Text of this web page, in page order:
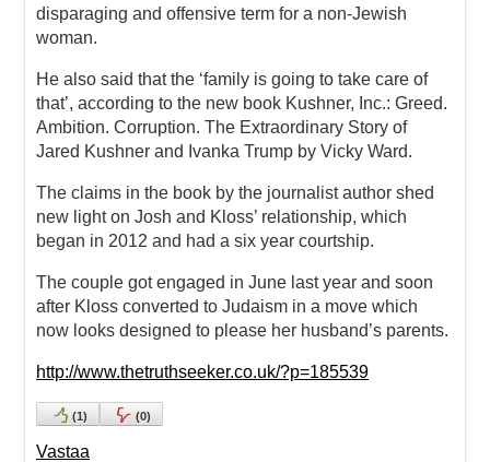
disparaging and offensive term for a non-Jewish
woman.
He also said that the ‘family is going to take care of
that’, according to the new book Kushner, Inc.: Greed.
Ambition. Corruption. The Extraordinary Story of
Jared Kushner and Ivanka Trump by Vicky Ward.
The claims in the book by the journalist author shed
new light on Josh and Kloss’ relationship, which
began in 2012 and had a six year courtship.
The couple got engaged in June last year and soon
after Kloss converted to Judaism in a move which
now looks designed to please her husband’s parents.
http://www.thetruthseeker.co.uk/?p=185539
(1) (0)
Vastaa